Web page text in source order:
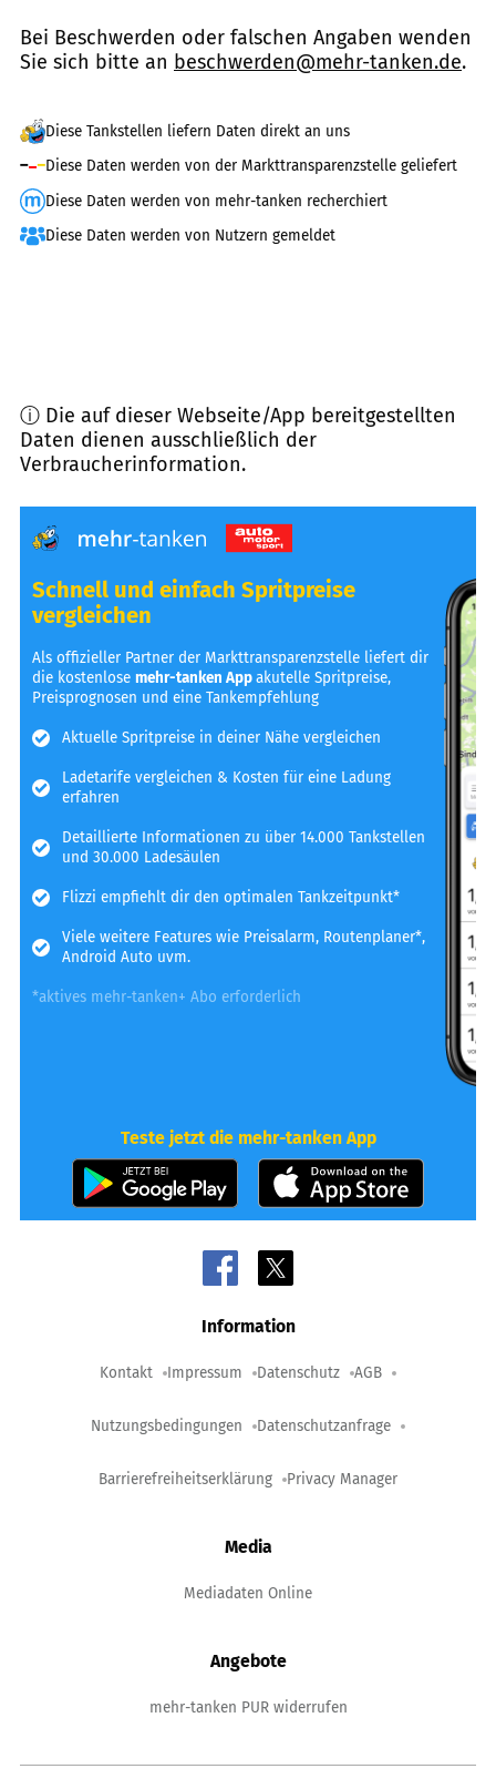
Bei Beschwerden oder falschen Angaben wenden
Sie sich bitte an beschwerden@mehr-tanken.de.
Diese Tankstellen liefern Daten direkt an uns
Diese Daten werden von der Markttransparenzstelle geliefert
Diese Daten werden von mehr-tanken recherchiert
Diese Daten werden von Nutzern gemeldet
ⓘ Die auf dieser Webseite/App bereitgestellten
Daten dienen ausschließlich der
Verbraucherinformation.
Schnell und einfach Spritpreise
vergleichen
Als offizieller Partner der Markttransparenzstelle liefert dir
die kostenlosemehr-tanken Appakutelle Spritpreise,
Preisprognosen und eine Tankempfehlung
Aktuelle Spritpreise in deiner Nähe vergleichen
Ladetarife vergleichen & Kosten für eine Ladung
erfahren
Detaillierte Informationen zu über 14.000 Tankstellen
und 30.000 Ladesäulen
Flizzi empfiehlt dir den optimalen Tankzeitpunkt*
Viele weitere Features wie Preisalarm, Routenplaner*,
Android Auto uvm.
*aktives mehr-tanken+ Abo erforderlich
Teste jetzt die mehr-tanken App
Information
Kontakt Impressum Datenschutz AGB
Nutzungsbedingungen Datenschutzanfrage
Barrierefreiheitserklärung Privacy Manager
Media
Mediadaten Online
Angebote
mehr-tanken PUR widerrufen